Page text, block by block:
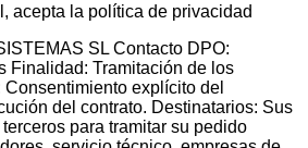
acepta la política de privacidad
SL Contacto DPO:
Finalidad: Tramitación de los
explícito del
del contrato. Destinatarios: Sus
para tramitar su pedido